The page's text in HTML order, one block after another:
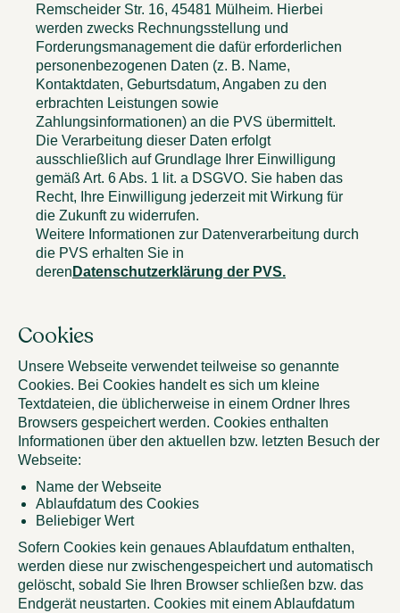
Remscheider Str. 16, 45481 Mülheim. Hierbei
werden zwecks Rechnungsstellung und
Forderungsmanagement die dafür erforderlichen
personenbezogenen Daten (z. B. Name,
Kontaktdaten, Geburtsdatum, Angaben zu den
erbrachten Leistungen sowie
Zahlungsinformationen) an die PVS übermittelt.
Die Verarbeitung dieser Daten erfolgt
ausschließlich auf Grundlage Ihrer Einwilligung
gemäß Art. 6 Abs. 1 lit. a DSGVO. Sie haben das
Recht, Ihre Einwilligung jederzeit mit Wirkung für
die Zukunft zu widerrufen.
Weitere Informationen zur Datenverarbeitung durch
die PVS erhalten Sie in
deren Datenschutzerklärung der PVS.
Cookies
Unsere Webseite verwendet teilweise so genannte
Cookies. Bei Cookies handelt es sich um kleine
Textdateien, die üblicherweise in einem Ordner Ihres
Browsers gespeichert werden. Cookies enthalten
Informationen über den aktuellen bzw. letzten Besuch der
Webseite:
Name der Webseite
Ablaufdatum des Cookies
Beliebiger Wert
Sofern Cookies kein genaues Ablaufdatum enthalten,
werden diese nur zwischengespeichert und automatisch
gelöscht, sobald Sie Ihren Browser schließen bzw. das
Endgerät neustarten. Cookies mit einem Ablaufdatum